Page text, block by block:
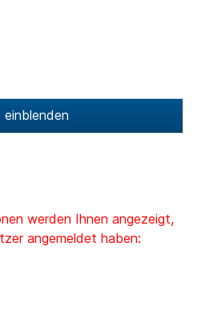
einblenden
werden Ihnen angezeigt,
angemeldet haben: